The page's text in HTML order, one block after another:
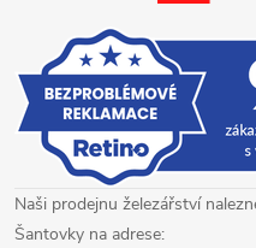
Naši prodejnu železářství
Šantovky na adrese: